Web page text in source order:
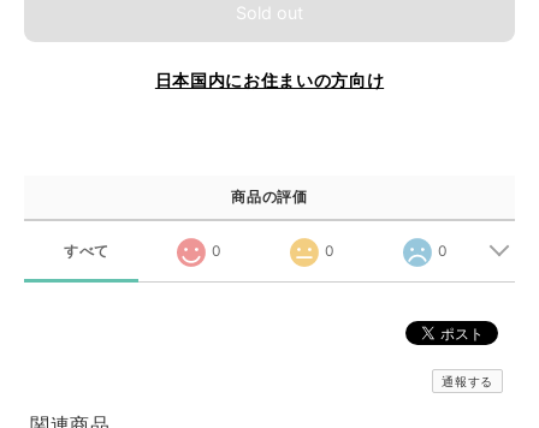
Sold out
日本国内にお住まいの方向け
商品の評価
すべて 0 0 0
通報する